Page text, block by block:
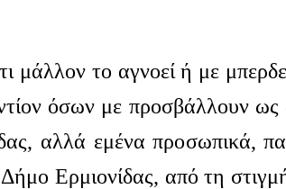
μάλλον το αγνοεί ή με
όσων με προσβάλλουν
αλλά εμένα προσωπικά,
Ερμιονίδας, από τη